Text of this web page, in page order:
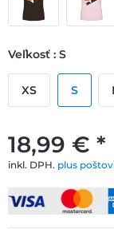
18,99 € *
inkl. DPH. plus
Veľkosť : S
XS S